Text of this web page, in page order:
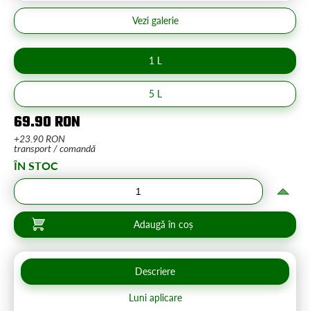
Vezi galerie
1 L
5 L
69.90 RON
+23.90 RON
transport / comandă
ÎN STOC
Adaugă în coș
Descriere
Luni aplicare